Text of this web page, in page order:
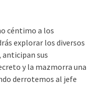
céntimo a los
explorar los diversos
sus
y la mazmorra una
derrotemos al jefe